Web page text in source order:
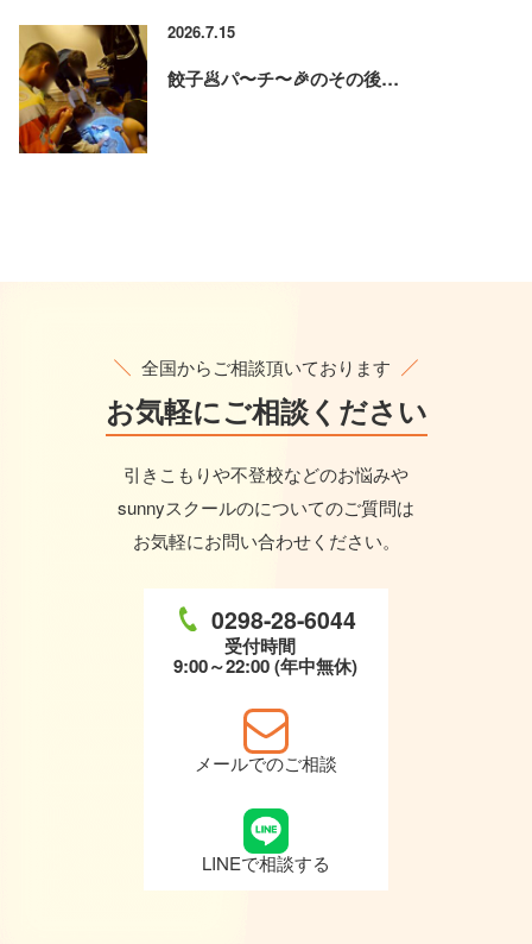
2026.7.15
餃子🥟パ〜チ〜🎉のその後…
全国からご相談頂いております
お気軽にご相談ください
引きこもりや不登校などのお悩みや
sunnyスクールのについてのご質問は
お気軽にお問い合わせください。
0298-28-6044
受付時間
9:00～22:00 (年中無休)
メールでのご相談
LINEで相談する